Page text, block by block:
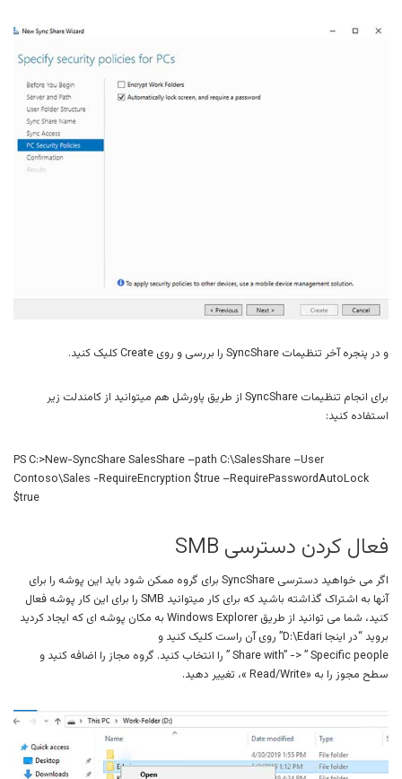
و در پنجره آخر تنظیمات SyncShare را بررسی و روی Create کلیک کنید.
برای انجام تنظیمات SyncShare از طریق پاورشل هم میتوانید از کامندلت زیر
استفاده کنید:
PS C:>New-SyncShare SalesShare –path C:\SalesShare –User
Contoso\Sales -RequireEncryption $true –RequirePasswordAutoLock
$true
فعال کردن دسترسی SMB
اگر می خواهید دسترسی SyncShare برای گروه ممکن شود باید این پوشه را برای
آنها به اشتراک گذاشته باشید که برای کار میتوانید SMB را برای این کار پوشه فعال
کنید، شما می توانید از طریق Windows Explorer به مکان پوشه ای که ایجاد کردید
بروید “در اینجا D:\Edari” روی آن راست کلیک کنید و
Share with” -> ” Specific people ” را انتخاب کنید. گروه مجاز را اضافه کنید و
سطح مجوز را به «Read/Write »، تغییر دهید.